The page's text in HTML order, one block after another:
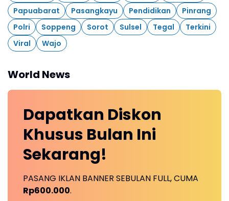
Papuabarat
Pasangkayu Pendidikan
Pinrang
Polri
Soppeng Sorot Sulsel Tegal
Terkini
Viral
Wajo
World News
Dapatkan Diskon
Khusus Bulan Ini
Sekarang!
PASANG IKLAN BANNER SEBULAN FULL, CUMA
Rp600.000.